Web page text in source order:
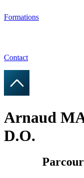
Formations
Contact
Arnaud
D.O.